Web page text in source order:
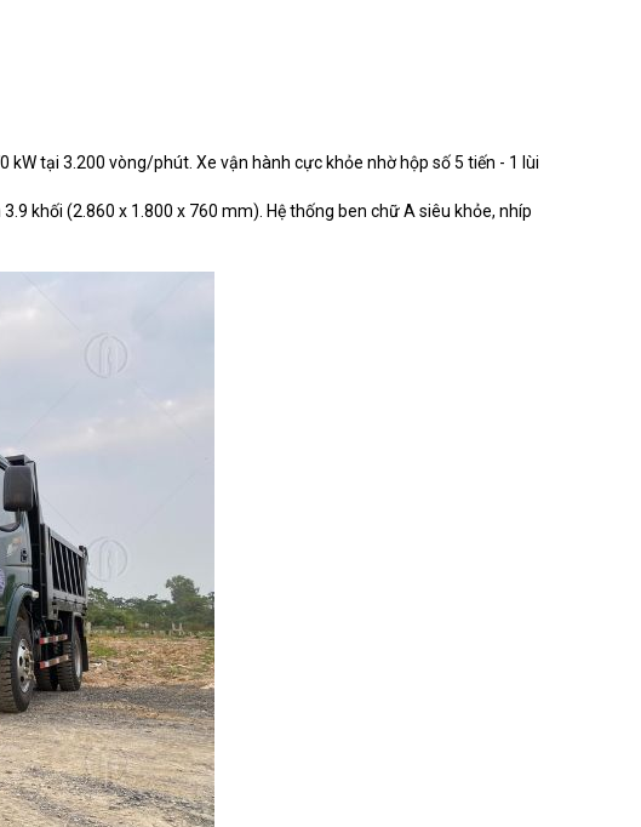
kW tại 3.200 vòng/phút. Xe vận hành cực khỏe nhờ hộp số 5 tiến - 1 lùi
khối (2.860 x 1.800 x 760 mm). Hệ thống ben chữ A siêu khỏe, nhíp